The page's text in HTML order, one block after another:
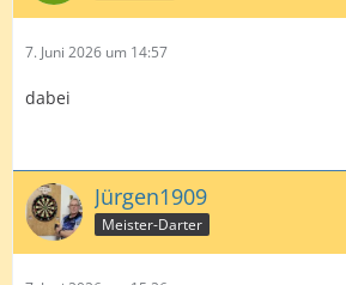
7. Juni 2026 um 14:57
dabei
Jürgen1909
Meister-Darter